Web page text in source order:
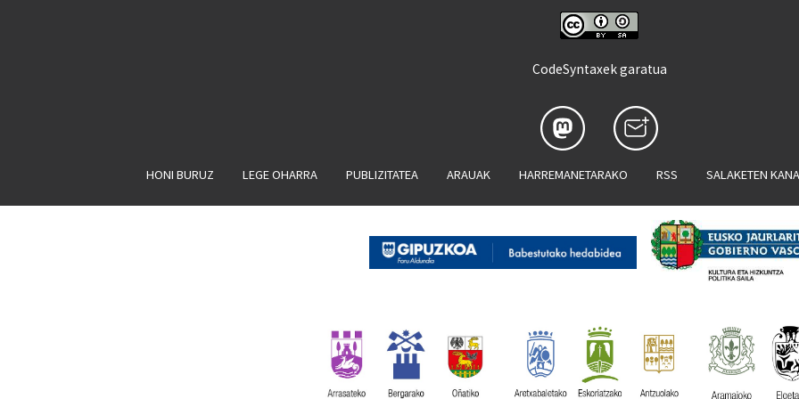
CodeSyntaxek garatua
HONI BURUZ LEGE OHARRA PUBLIZITATEA ARAUAK HARREMANETARAKO RSS SALAKETEN